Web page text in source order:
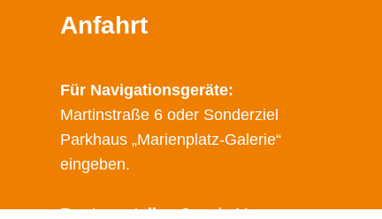
Anfahrt
Für Navigationsgeräte:
Martinstraße 6 oder Sonderziel
Parkhaus „Marienplatz-Galerie“
eingeben.
Route erstellenGoogle Maps